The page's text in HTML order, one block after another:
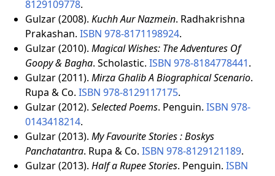
8129109778.
Gulzar (2008). Kuchh Aur Nazmein. Radhakrishna
Prakashan. ISBN 978-8171198924.
Gulzar (2010). Magical Wishes: The Adventures Of
Goopy & Bagha. Scholastic. ISBN 978-8184778441.
Gulzar (2011). Mirza Ghalib A Biographical Scenario.
Rupa & Co. ISBN 978-8129117175.
Gulzar (2012). Selected Poems. Penguin. ISBN 978-
0143418214.
Gulzar (2013). My Favourite Stories : Boskys
Panchatantra. Rupa & Co. ISBN 978-8129121189.
Gulzar (2013). Half a Rupee Stories. Penguin. ISBN